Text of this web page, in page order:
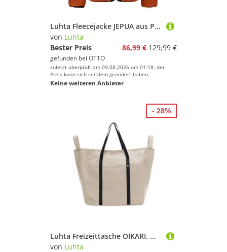
Luhta Fleecejacke JEPUA aus Polyester, in den Größen S bis XXL
von Luhta
Bester Preis
86,99 € 129,99 €
gefunden bei OTTO
zuletzt überprüft am 09.08.2026 um 01:18; der
Preis kann sich seitdem geändert haben.
Keine weiteren Anbieter
Luhta Freizeittasche OIKARI, mit innenliegender Reißverschlusstasche, aus Polyamid
von Luhta
- 28%